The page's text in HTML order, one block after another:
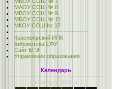
МАОУ СОШ № 8
МБОУ СОШ № 9
МБОУ СОШ № 11
МКОУ СОШ № 17
------------------------------------
Красноярский ИПК
Библиотека СФУ
Сайт ЕГЭ
Управление образования
Календарь
«
Август 2026
»